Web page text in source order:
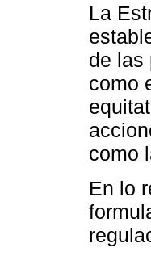
La
de las
como
como
En lo